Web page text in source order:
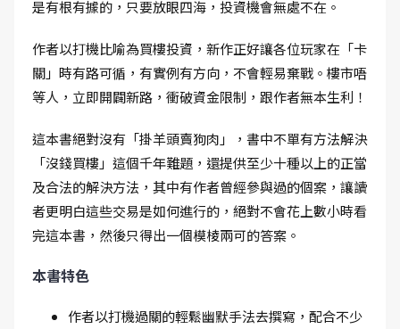
是有根有據的，只要放眼四海，投資機會無處不在。
作者以打機比喻為買樓投資，新作正好讓各位玩家在「卡
關」時有路可循，有實例有方向，不會輕易棄戰。樓市唔
等人，立即開闢新路，衝破資金限制，跟作者無本生利！
這本書絕對沒有「掛羊頭賣狗肉」，書中不單有方法解決
「沒錢買樓」這個千年難題，還提供至少十種以上的正當
及合法的解決方法，其中有作者曾經參與過的個案，讓讀
者更明白這些交易是如何進行的，絕對不會花上數小時看
完這本書，然後只得出一個模棱兩可的答案。
本書特色
作者以打機過關的輕鬆幽默手法去撰寫，配合不少